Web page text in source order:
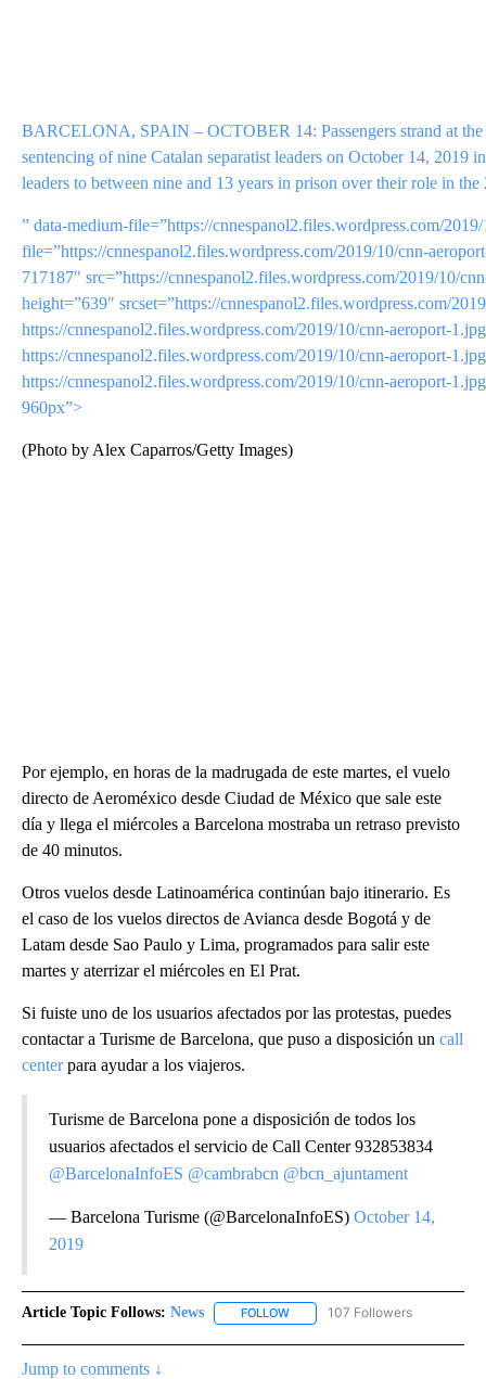
BARCELONA, SPAIN – OCTOBER 14: Passengers strand at
sentencing of nine Catalan separatist leaders on October 14, 2019
leaders to between nine and 13 years in prison over their role in
” data-medium-file=”https://cnnespanol2.files.wordpress.com/
file=”https://cnnespanol2.files.wordpress.com/2019/10/cnn-
717187″ src=”https://cnnespanol2.files.wordpress.com/2019/10/
height=”639″ srcset=”https://cnnespanol2.files.wordpress.com/
https://cnnespanol2.files.wordpress.com/2019/10/cnn-aeroport-
https://cnnespanol2.files.wordpress.com/2019/10/cnn-aeroport-
https://cnnespanol2.files.wordpress.com/2019/10/cnn-aeroport-
960px”>
(Photo by Alex Caparros/Getty Images)
Por ejemplo, en horas de la madrugada de este martes, el vuelo
directo de Aeroméxico desde Ciudad de México que sale este
día y llega el miércoles a Barcelona mostraba un retraso previsto
de 40 minutos.
Otros vuelos desde Latinoamérica continúan bajo itinerario. Es
el caso de los vuelos directos de Avianca desde Bogotá y de
Latam desde Sao Paulo y Lima, programados para salir este
martes y aterrizar el miércoles en El Prat.
Si fuiste uno de los usuarios afectados por las protestas, puedes
contactar a Turisme de Barcelona, que puso a disposición un call
centerpara ayudar a los viajeros.
Turisme de Barcelona pone a disposición de todos los
usuarios afectados el servicio de Call Center 932853834
@BarcelonaInfoES @cambrabcn @bcn_ajuntament
— Barcelona Turisme (@BarcelonaInfoES) October 14,
2019
Article Topic Follows: News FOLLOW FOLLOW "NEWS" TO RECEIVE
107 Followers
Jump to comments ↓